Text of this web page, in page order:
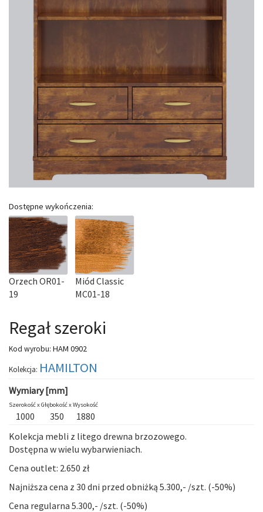
Dostępne wykończenia:
Orzech OR01-
19
Miód Classic
MC01-18
Regał szeroki
Kod wyrobu: HAM 0902
Kolekcja: HAMILTON
Wymiary [mm]
Szerokość xGłębokość xWysokość
1000 350
1880
Kolekcja mebli z litego drewna brzozowego.
Dostępna w wielu wybarwieniach.
Cena outlet: 2.650 zł
Najniższa cena z 30 dni przed obniżką 5.300,- /szt. (-50%)
Cena regularna 5.300,- /szt. (-50%)